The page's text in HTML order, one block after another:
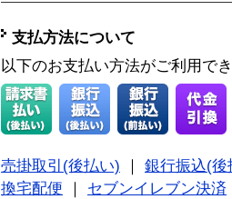
支払方法について
以下のお支払い方法がご利用で
売掛取引(後払い)
銀行振込(後
換宅配便
セブンイレブン決済